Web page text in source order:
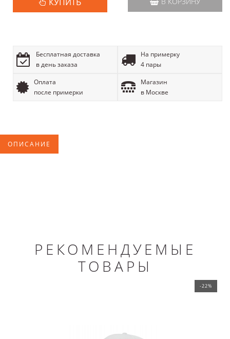
Бесплатная доставка
в день заказа
На примерку
4 пары
Оплата
после примерки
Магазин
в Москве
ОПИСАНИЕ
РЕКОМЕНДУЕМЫЕ
ТОВАРЫ
-22%